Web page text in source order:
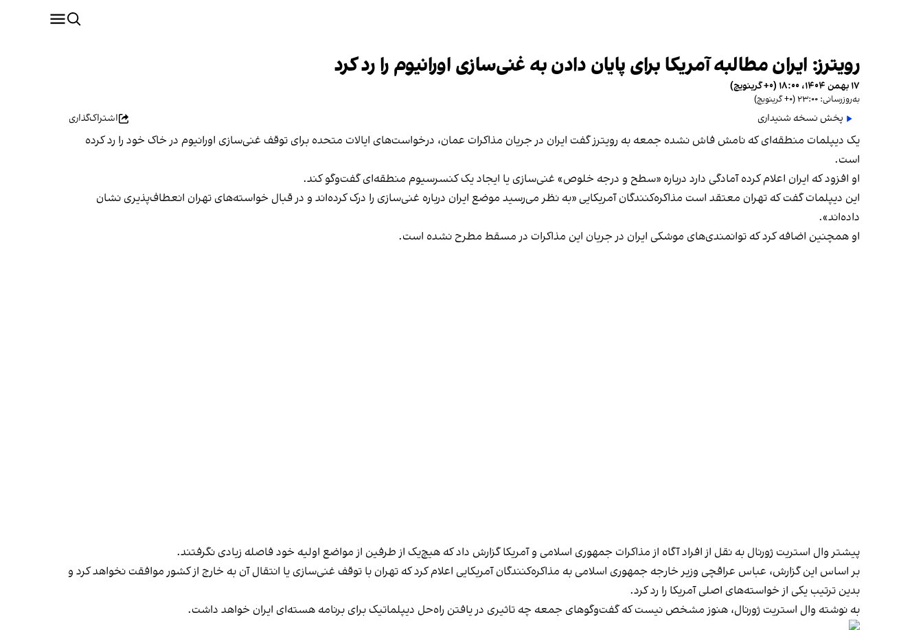
رویترز: ایران مطالبه آمریکا برای پایان دادن به غنی‌سازی اورانیوم را رد کرد
۱۷ بهمن ۱۴۰۴، ۱۸:۰۰ (‎+۰ گرینویچ)
به‌روزرسانی: ۲۳:۰۰ (‎+۰ گرینویچ)
پخش نسخه شنیداری اشتراک‌گذاری
یک دیپلمات منطقه‌ای که نامش فاش نشده جمعه به رویترز گفت ایران در جریان مذاکرات عمان، درخواست‌های ایالات متحده برای توقف غنی‌سازی اورانیوم در خاک خود را رد کرده
است.
او افزود که ایران اعلام کرده آمادگی دارد درباره «سطح و درجه خلوص» غنی‌سازی یا ایجاد یک کنسرسیوم منطقه‌ای گفت‌وگو کند.
این دیپلمات گفت که تهران معتقد است مذاکره‌کنندگان آمریکایی «به نظر می‌رسید موضع ایران درباره غنی‌سازی را درک کرده‌اند و در قبال خواسته‌های تهران انعطاف‌پذیری نشان
داده‌اند».
او همچنین اضافه کرد که توانمندی‌های موشکی ایران در جریان این مذاکرات در مسقط مطرح نشده است.
پیشتر وال استریت ژورنال به نقل از افراد آگاه از مذاکرات جمهوری اسلامی و آمریکا گزارش داد که هیچ‌یک از طرفین از مواضع اولیه خود فاصله زیادی نگرفتند.
بر اساس این گزارش، عباس عراقچی وزیر خارجه جمهوری اسلامی به مذاکره‌کنندگان آمریکایی اعلام کرد که تهران با توقف غنی‌سازی یا انتقال آن به خارج از کشور موافقت نخواهد کرد و
بدین ترتیب یکی از خواسته‌های اصلی آمریکا را رد کرد.
به نوشته وال استریت ژورنال، هنوز مشخص نیست که گفت‌وگوهای جمعه چه تاثیری در یافتن راه‌حل دیپلماتیک برای برنامه هسته‌ای ایران خواهد داشت.